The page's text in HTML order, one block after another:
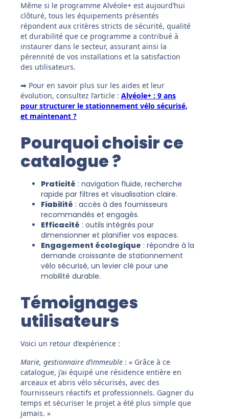
Même si le programme Alvéole+ est aujourd’hui
clôturé, tous les équipements présentés
répondent aux critères stricts de sécurité, qualité
et durabilité que ce programme a contribué à
instaurer dans le secteur, assurant ainsi la
pérennité de vos installations et la satisfaction
des utilisateurs.
➡ Pour en savoir plus sur les aides et leur
évolution, consultez l’article : Alvéole+ : 9 ans
pour structurer le stationnement vélo sécurisé,
et maintenant ?
Pourquoi choisir ce
catalogue ?
Praticité : navigation fluide, recherche
rapide par filtres et visualisation claire.
Fiabilité : accès à des fournisseurs
recommandés et engagés.
Efficacité : outils intégrés pour
dimensionner et planifier vos espaces.
Engagement écologique : répondre à la
demande croissante de stationnement
vélo sécurisé, un levier clé pour une
mobilité durable.
Témoignages
utilisateurs
Voici un retour d’expérience :
Marie, gestionnaire d’immeuble : « Grâce à ce
catalogue, j’ai équipé une résidence entière en
arceaux et abris vélo sécurisés, avec des
fournisseurs réactifs et professionnels. Gagner du
temps et sécuriser le projet a été plus simple que
jamais. »